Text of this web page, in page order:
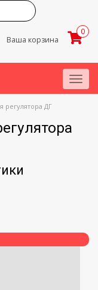
Ваша корзина
0
Menu
регулятора ДГ